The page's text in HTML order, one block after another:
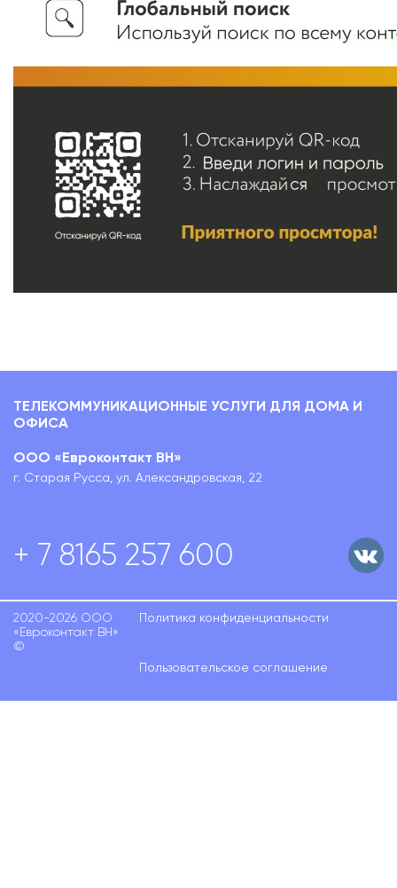
ТЕЛЕКОММУНИКАЦИОННЫЕ УСЛУГИ ДЛЯ ДОМА И
ОФИСА
ООО «Евроконтакт ВН»
г. Старая Русса, ул. Александровская, 22
+ 7 8165 257 600
2020-2026 ООО
«Евроконтакт ВН»
©
Политика конфиденциальности
Пользовательское соглашение